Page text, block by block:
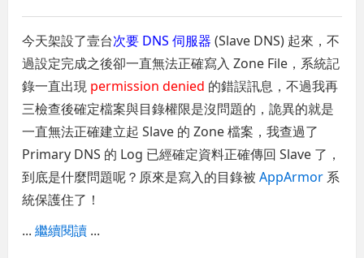
今天架設了壹台次要 DNS 伺服器 (Slave DNS) 起來，不
過設定完成之後卻一直無法正確寫入 Zone File，系統記
錄一直出現 permission denied 的錯誤訊息，不過我再
三檢查後確定檔案與目錄權限是沒問題的，詭異的就是
一直無法正確建立起 Slave 的 Zone 檔案，我查過了
Primary DNS 的 Log 已經確定資料正確傳回 Slave 了，
到底是什麼問題呢？原來是寫入的目錄被AppArmor 系
統保護住了！
...繼續閱讀 ...